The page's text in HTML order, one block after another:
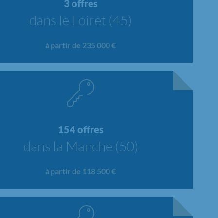
3 offres
dans le Loiret (45)
à partir de 235 000 €
154 offres
dans la Manche (50)
à partir de 118 500 €